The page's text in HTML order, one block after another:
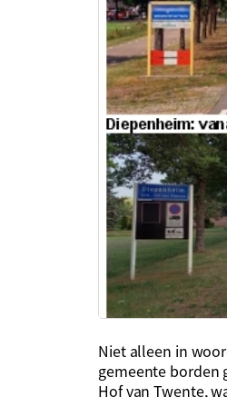
Niet alleen in
gemeente borden
Hof van Twente,